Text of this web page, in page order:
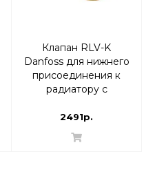
Клапан RLV-K
Danfoss для нижнего
присоединения к
радиатору с
опорожнения
Угловой |
003L0283/003L0393
2491р.